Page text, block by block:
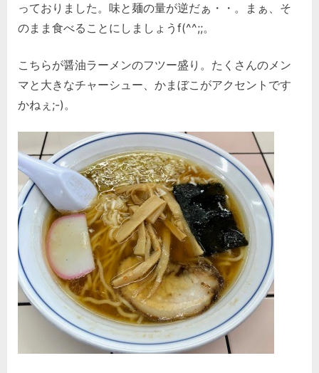
っておりました。味と麺の量が逆だぁ・・。まぁ、そ
のまま食べることにしましょうf(^^;;。
こちらが醤油ラーメンのフツー盛り。たくさんのメン
マと大きなチャーシュー、かまぼこがアクセントです
かねぇ;-)。